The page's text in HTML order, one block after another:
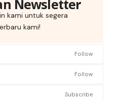
Newsletter
kami untuk segera
kami!
Follow
Follow
Subscribe